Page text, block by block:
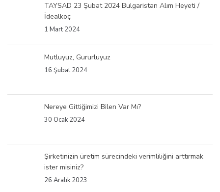
TAYSAD 23 Şubat 2024 Bulgaristan Alım Heyeti /
İdealkoç
1 Mart 2024
Mutluyuz, Gururluyuz
16 Şubat 2024
Nereye Gittiğimizi Bilen Var Mı?
30 Ocak 2024
Şirketinizin üretim sürecindeki verimliliğini arttırmak
ister misiniz?
26 Aralık 2023